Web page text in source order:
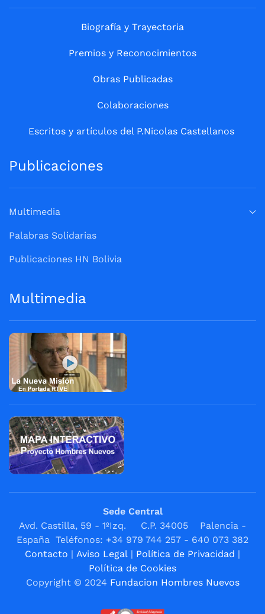
Biografía y Trayectoria
Premios y Reconocimientos
Obras Publicadas
Colaboraciones
Escritos y artículos del P.Nicolas Castellanos
Publicaciones
Multimedia
Palabras Solidarias
Publicaciones HN Bolivia
Multimedia
Sede Central
Avd. Castilla, 59 - 1ºIzq. C.P. 34005 Palencia -
España Teléfonos: +34 979 744 257 - 640 073 382
Contacto | Aviso Legal | Política de Privacidad |
Política de Cookies
Copyright © 2024 Fundacion Hombres Nuevos